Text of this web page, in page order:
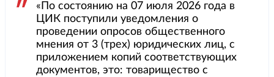
«По состоянию на 07 июля 2026 года в
ЦИК поступили уведомления о
проведении опросов общественного
мнения от 3 (трех) юридических лиц, с
приложением копий соответствующих
документов, это: товарищество с